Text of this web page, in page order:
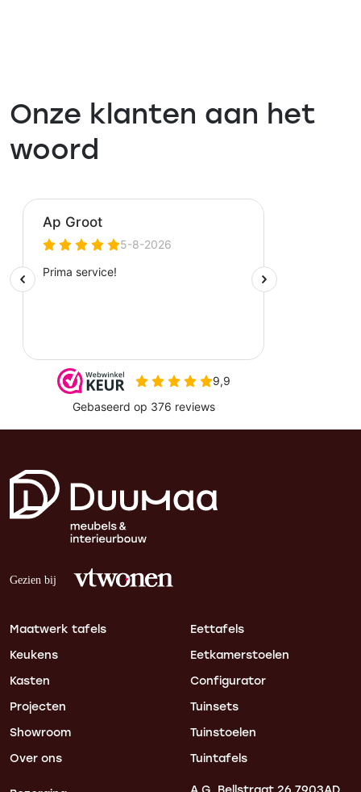
Onze klanten aan het
woord
Maatwerk tafels
Keukens
Kasten
Projecten
Showroom
Over ons
Eettafels
Eetkamerstoelen
Configurator
Tuinsets
Tuinstoelen
Tuintafels